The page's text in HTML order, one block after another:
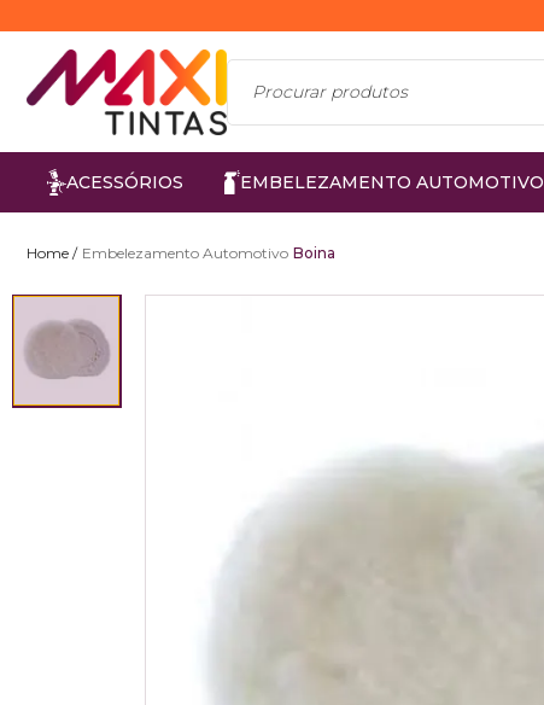
ACESSÓRIOS EMBELEZAMENTO AUTOMOTIVO
Embelezamento Automotivo Boina